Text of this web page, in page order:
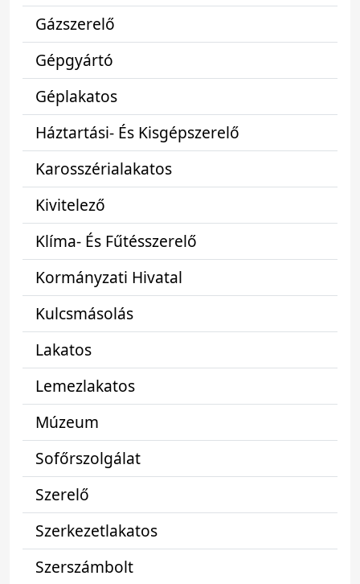
Gázszerelő
Gépgyártó
Géplakatos
Háztartási- És Kisgépszerelő
Karosszérialakatos
Kivitelező
Klíma- És Fűtésszerelő
Kormányzati Hivatal
Kulcsmásolás
Lakatos
Lemezlakatos
Múzeum
Sofőrszolgálat
Szerelő
Szerkezetlakatos
Szerszámbolt